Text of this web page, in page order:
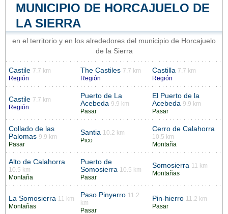
MUNICIPIO DE HORCAJUELO DE
LA SIERRA
en el territorio y en los alrededores del municipio de Horcajuelo
de la Sierra
Castile 7.7 km
Región
The Castiles 7.7 km
Región
Castilla 7.7 km
Región
Castile 7.7 km
Región
Puerto de La
Acebeda 9.9 km
Pasar
El Puerto de la
Acebeda 9.9 km
Pasar
Collado de las
Palomas 9.9 km
Pasar
Santia 10.2 km
Pico
Cerro de Calahorra
10.5 km
Montaña
Alto de Calahorra
10.5 km
Montaña
Puerto de
Somosierra 10.5 km
Pasar
Somosierra 11 km
Montañas
La Somosierra 11 km
Montañas
Paso Pinyerro 11.2
km
Pasar
Pin-hierro 11.2 km
Pasar